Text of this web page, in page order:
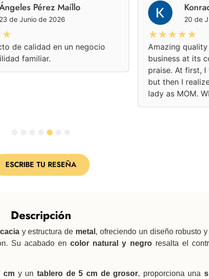
Pérez Maíllo
23 de Junio de 2026
de calidad en un negocio
familiar.
20 de
★★★★★
Amazing
business at its
praise. At first, I
but then I
lady as MOM.
ESCRIBE TU RESEÑA
Descripción
y estructura de metal , ofreciendo un diseño robusto
Su acabado encolor natural y negroresalta el
cm y un tablero de 5 cm de grosor, proporciona una